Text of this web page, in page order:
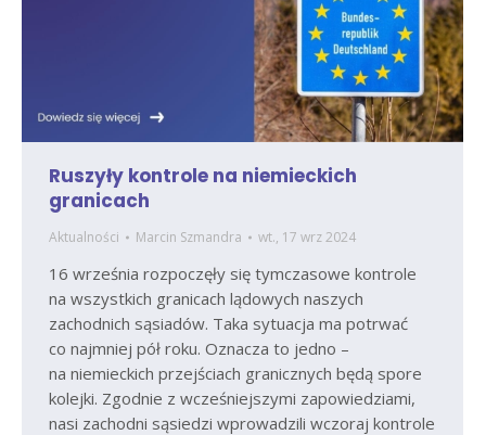
Ruszyły kontrole na niemieckich
granicach
Aktualności Marcin Szmandra wt., 17 wrz 2024
16 września rozpoczęły się tymczasowe kontrole
na wszystkich granicach lądowych naszych
zachodnich sąsiadów. Taka sytuacja ma potrwać
co najmniej pół roku. Oznacza to jedno –
na niemieckich przejściach granicznych będą spore
kolejki. Zgodnie z wcześniejszymi zapowiedziami,
nasi zachodni sąsiedzi wprowadzili wczoraj kontrole